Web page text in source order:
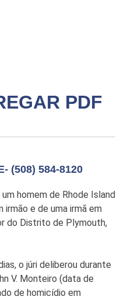
PDF
(508) 584-8120
homem de Rhode Island
irmão e de uma irmã em
do Distrito de Plymouth,
o júri deliberou durante
V. Monteiro (data de
de homicídio em